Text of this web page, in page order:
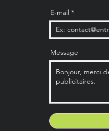
E-mail
Message